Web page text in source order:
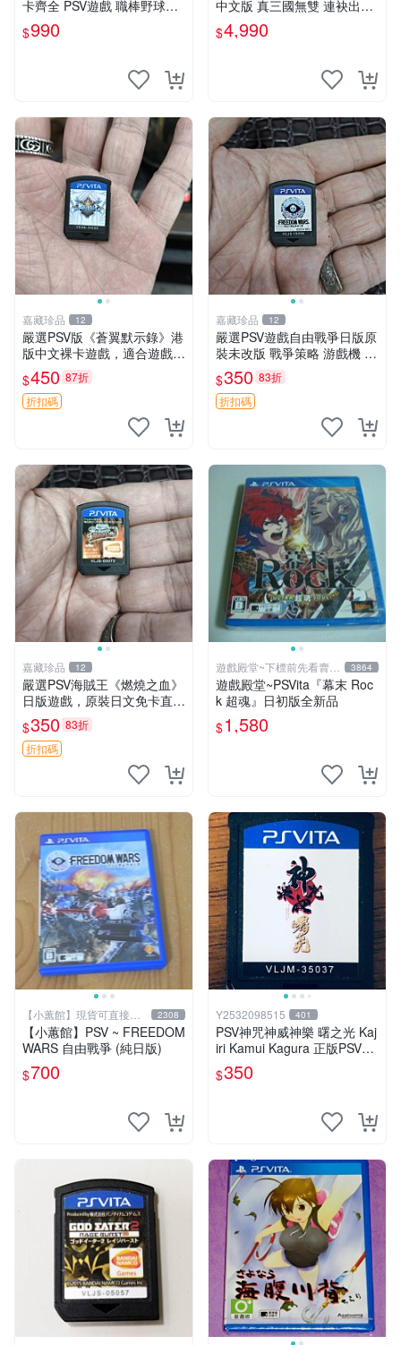
卡齊全 PSV遊戲 職棒野球魂2
012日文版
$990
中文版 真三國無雙 連袂出擊
1 MULTIRAID1
$4,990
嘉藏珍品 12
嚴選PSV版《蒼翼默示錄》港
版中文裸卡遊戲，適合遊戲收
藏 蒼翼默示錄 PSV 港版 獨玩
$450 87折
折扣碼
嘉藏珍品 12
嚴選PSV遊戲自由戰爭日版原
裝未改版 戰爭策略 游戲機 遊
玩好物
$350 83折
折扣碼
嘉藏珍品 12
嚴選PSV海賊王《燃燒之血》
日版遊戲，原裝日文免卡直玩
海賊王 PSV 測試版 游戲
$350 83折
折扣碼
遊戲殿堂~下標前先看賣場
關於我
3864
遊戲殿堂~PSVita『幕末 Roc
k 超魂』日初版全新品
$1,580
【小蕙館】現貨可直接下
標
2308
【小蕙館】PSV ~ FREEDOM
WARS 自由戰爭 (純日版)
$700
Y2532098515 401
PSV神咒神威神樂 曙之光 Kaj
iri Kamui Kagura 正版PSV專
用裸裝9成新現貨馬上出
$350